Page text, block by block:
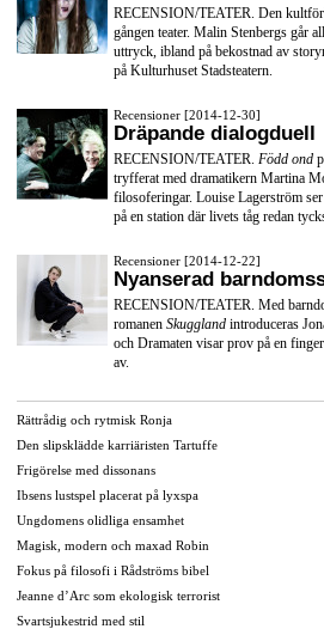
RECENSION/TEATER. Den
gången teater. Malin Stenbergs går
uttryck, ibland på bekostnad av
på Kulturhuset Stadsteatern.
Recensioner [2014-12-30]
Dräpande dialogduell
RECENSION/TEATER. Född ond
tryfferat med dramatikern Martina
filosoferingar. Louise Lagerström
på en station där livets tåg redan
Recensioner [2014-12-22]
Nyanserad
RECENSION/TEATER. Med
romanen Skuggland introduceras
och Dramaten visar prov på en
av.
Rättrådig och rytmisk Ronja
Den slipsklädde karriäristen Tartuffe
Frigörelse med dissonans
Ibsens lustspel placerat på lyxspa
Ungdomens olidliga ensamhet
Magisk, modern och maxad Robin
Fokus på filosofi i Rådströms bibel
Jeanne d’Arc som ekologisk terrorist
Svartsjukestrid med stil